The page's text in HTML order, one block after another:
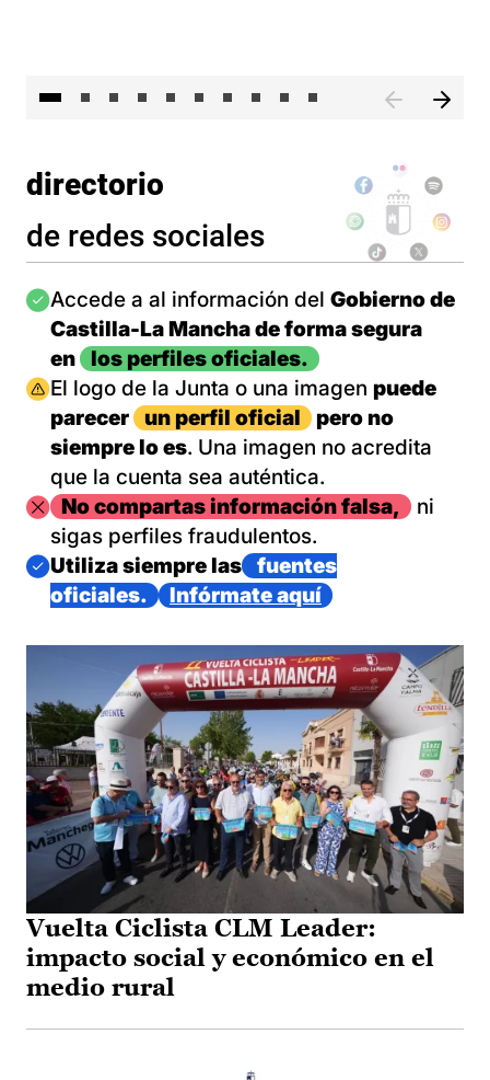
directorio
de redes sociales
Imagen
Accede a al información del Gobierno de
Castilla-La Mancha de forma segura
en
los perfiles oficiales.
Imagen
El logo de la Junta o una imagen puede
parecer
un perfil oficial
pero no
siempre lo es. Una imagen no acredita
que la cuenta sea auténtica.
ImagenNo compartas información falsa,
ni
sigas perfiles fraudulentos.
Imagen
Utiliza siempre las
fuentes
oficiales.
Infórmate aquí
Vuelta Ciclista CLM Leader:
impacto social y económico en el
medio rural